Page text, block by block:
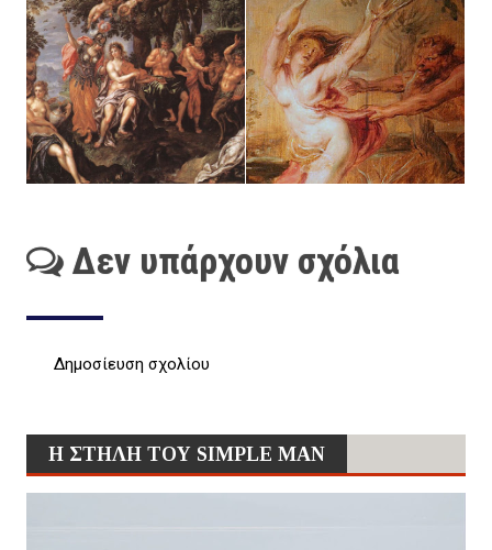
Δεν υπάρχουν σχόλια
Δημοσίευση σχολίου
Η ΣΤΗΛΗ ΤΟΥ SIMPLE MAN